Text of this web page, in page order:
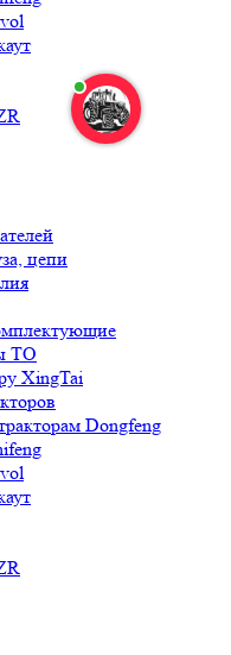
цепи
ТО
XingTai
Dongfeng